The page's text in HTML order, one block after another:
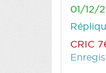
01/12/
CRIC